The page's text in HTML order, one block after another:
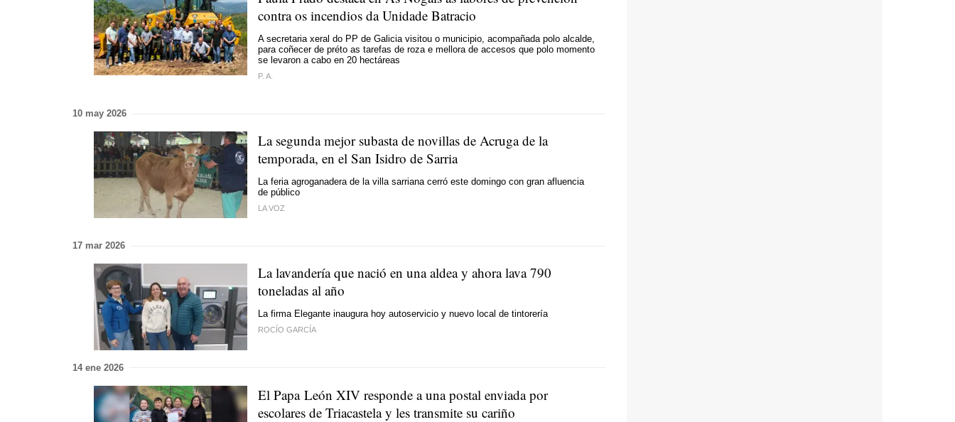
contra os incendios da Unidade Batracio
A secretaria xeral do PP de Galicia visitou o municipio, acompañada polo alcalde,
para coñecer de préto as tarefas de roza e mellora de accesos que polo momento
se levaron a cabo en 20 hectáreas
P. A.
10 may 2026
La segunda mejor subasta de novillas de Acruga de la
temporada, en el San Isidro de Sarria
La feria agroganadera de la villa sarriana cerró este domingo con gran afluencia
de público
LA VOZ
17 mar 2026
La lavandería que nació en una aldea y ahora lava 790
toneladas al año
La firma Elegante inaugura hoy autoservicio y nuevo local de tintorería
ROCÍO GARCÍA
14 ene 2026
El Papa León XIV responde a una postal enviada por
escolares de Triacastela y les transmite su cariño